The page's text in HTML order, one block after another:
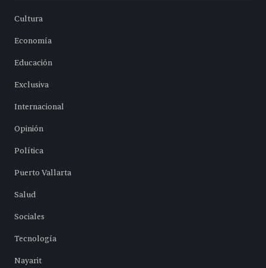
Cultura
Economía
Educación
Exclusiva
Internacional
Opinión
Política
Puerto Vallarta
Salud
Sociales
Tecnología
Nayarit